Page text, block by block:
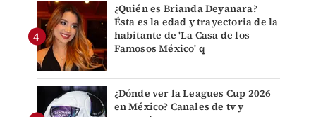
¿Quién es Brianda Deyanara?
Ésta es la edad y trayectoria de la
habitante de 'La Casa de los
Famosos México' q
¿Dónde ver la Leagues Cup 2026
en México? Canales de tv y